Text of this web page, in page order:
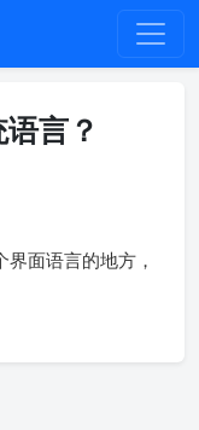
言？
面语言的地方，